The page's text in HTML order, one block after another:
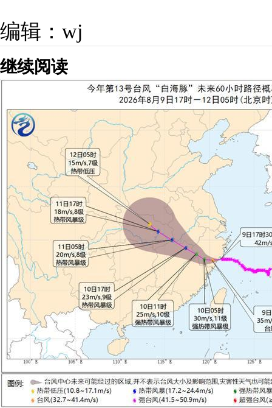
编辑：wj
继续阅读